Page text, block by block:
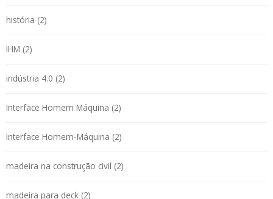
história (2)
IHM (2)
indústria 4.0 (2)
Interface Homem Máquina (2)
Interface Homem-Máquina (2)
madeira na construção civil (2)
madeira para deck (2)